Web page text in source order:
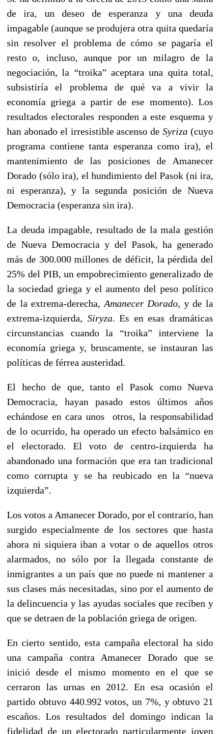
de ira, un deseo de esperanza y una deuda
impagable (aunque se produjera otra quita quedaría
sin resolver el problema de cómo se pagaría el
resto o, incluso, aunque por un milagro de la
negociación, la “troika” aceptara una quita total,
subsistiría el problema de qué va a vivir la
economía griega a partir de ese momento). Los
resultados electorales responden a este esquema y
han abonado el irresistible ascenso de Syriza (cuyo
programa contiene tanta esperanza como ira), el
mantenimiento de las posiciones de Amanecer
Dorado (sólo ira), el hundimiento del Pasok (ni ira,
ni esperanza), y la segunda posición de Nueva
Democracia (esperanza sin ira).
La deuda impagable, resultado de la mala gestión
de Nueva Democracia y del Pasok, ha generado
más de 300.000 millones de déficit, la pérdida del
25% del PIB, un empobrecimiento generalizado de
la sociedad griega y el aumento del peso político
de la extrema-derecha, Amanecer Dorado, y de la
extrema-izquierda, Siryza. Es en esas dramáticas
circunstancias cuando la “troika” interviene la
economía griega y, bruscamente, se instauran las
políticas de férrea austeridad.
El hecho de que, tanto el Pasok como Nueva
Democracia, hayan pasado estos últimos años
echándose en cara unos otros, la responsabilidad
de lo ocurrido, ha operado un efecto balsámico en
el electorado. El voto de centro-izquierda ha
abandonado una formación que era tan tradicional
como corrupta y se ha reubicado en la “nueva
izquierda”.
Los votos a Amanecer Dorado, por el contrario, han
surgido especialmente de los sectores que hasta
ahora ni siquiera iban a votar o de aquellos otros
alarmados, no sólo por la llegada constante de
inmigrantes a un país que no puede ni mantener a
sus clases más necesitadas, sino por el aumento de
la delincuencia y las ayudas sociales que reciben y
que se detraen de la población griega de origen.
En cierto sentido, esta campaña electoral ha sido
una campaña contra Amanecer Dorado que se
inició desde el mismo momento en el que se
cerraron las urnas en 2012. En esa ocasión el
partido obtuvo 440.992 votos, un 7%, y obtuvo 21
escaños. Los resultados del domingo indican la
fidelidad de un electorado particularmente joven